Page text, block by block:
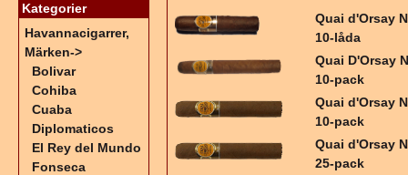
Quai d'Orsay
10-låda
Quai D'Orsay
10-pack
Quai d'Orsay
10-pack
Quai d'Orsay
25-pack
Kategorier
Havannacigarrer,
Märken->
Bolivar
Cohiba
Cuaba
Diplomaticos
El Rey del Mundo
Fonseca